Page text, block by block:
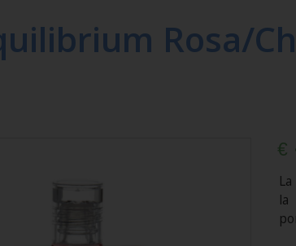
Rosa/
€
la